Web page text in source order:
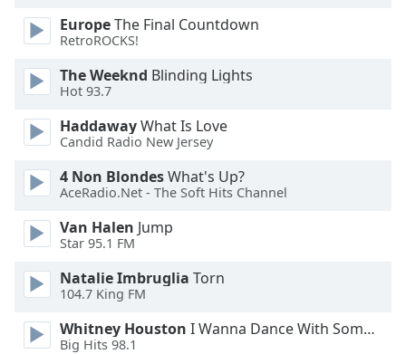
Area
Background
Color
Opacity
Font
Text
Style
EuropeThe Final Countdown
RetroROCKS!
The Weeknd Blinding Lights
Hot 93.7
HaddawayWhat Is Love
Candid Radio New Jersey
4 Non BlondesWhat's Up?
AceRadio.Net - The Soft Hits Channel
Van Halen Jump
Star 95.1 FM
Natalie Imbruglia Torn
104.7 King FM
Whitney Houston I Wanna Dance With Somebody
Big Hits 98.1